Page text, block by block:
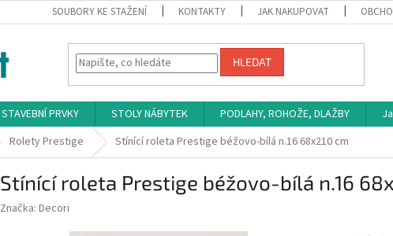
SOUBORY KE STAŽENÍ KONTAKTY JAK NAKUPOVAT
HLEDAT
STAVEBNÍ PRVKY STOLY NÁBYTEK PODLAHY, ROHOŽE, DLAŽBY
Rolety Prestige Stínící roleta Prestige béžovo-bílá n.16 68x210 cm
Stínící roleta Prestige béžovo-bílá n.16
Značka: Decori